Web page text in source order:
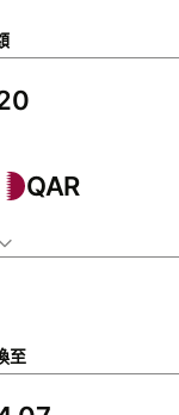
QAR
至